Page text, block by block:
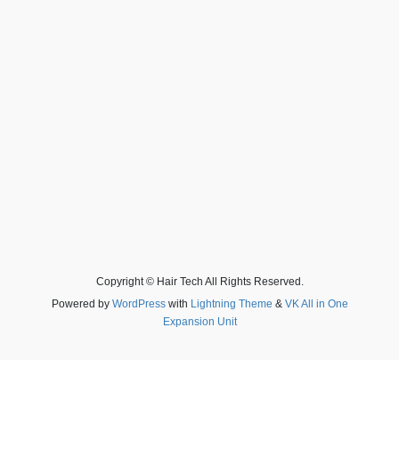
Copyright © Hair Tech All Rights Reserved.
Powered by WordPresswith Lightning Theme & VK All in One
Expansion Unit